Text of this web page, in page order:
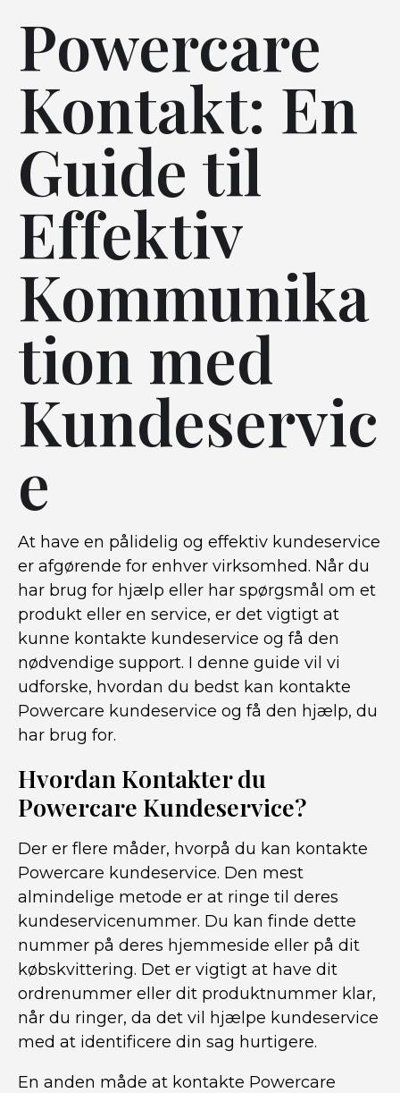
Powercare
Kontakt: En
Guide til
Effektiv
Kommunika
tion med
Kundeservic
e
At have en pålidelig og effektiv kundeservice
er afgørende for enhver virksomhed. Når du
har brug for hjælp eller har spørgsmål om et
produkt eller en service, er det vigtigt at
kunne kontakte kundeservice og få den
nødvendige support. I denne guide vil vi
udforske, hvordan du bedst kan kontakte
Powercare kundeservice og få den hjælp, du
har brug for.
Hvordan Kontakter du
Powercare Kundeservice?
Der er flere måder, hvorpå du kan kontakte
Powercare kundeservice. Den mest
almindelige metode er at ringe til deres
kundeservicenummer. Du kan finde dette
nummer på deres hjemmeside eller på dit
købskvittering. Det er vigtigt at have dit
ordrenummer eller dit produktnummer klar,
når du ringer, da det vil hjælpe kundeservice
med at identificere din sag hurtigere.
En anden måde at kontakte Powercare